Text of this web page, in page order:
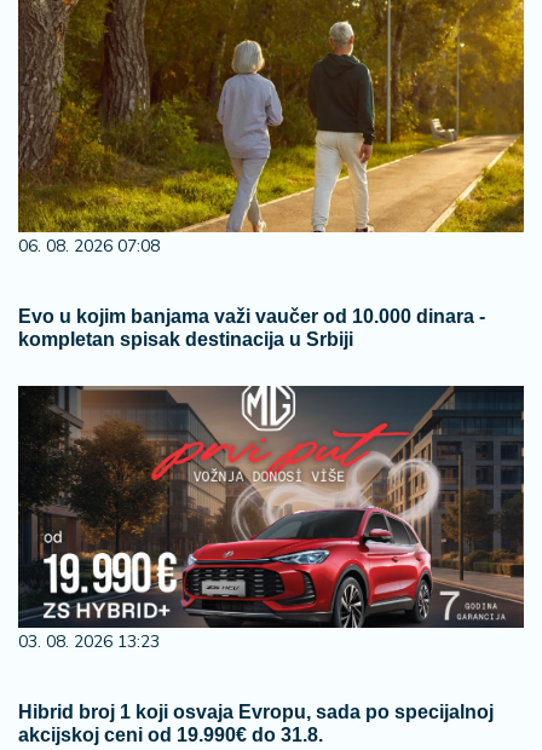
06. 08. 2026 07:08
Evo u kojim banjama važi vaučer od 10.000 dinara -
kompletan spisak destinacija u Srbiji
03. 08. 2026 13:23
Hibrid broj 1 koji osvaja Evropu, sada po specijalnoj
akcijskoj ceni od 19.990€ do 31.8.